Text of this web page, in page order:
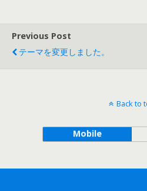
Previous Post
テーマを変更しました。
Back to
Mobile